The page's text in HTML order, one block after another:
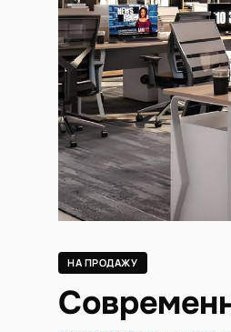
НА ПРОДАЖУ